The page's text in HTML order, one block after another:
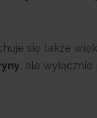
się także
, ale